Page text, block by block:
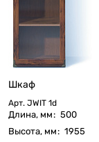
Шкаф
Арт. JWIT 1d
Длина, мм: 500
Высота, мм: 1955